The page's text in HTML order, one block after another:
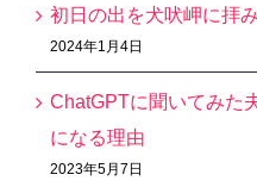
初日の出を犬吠岬に拝
2024年1月4日
ChatGPTに聞いてみた
になる理由
2023年5月7日